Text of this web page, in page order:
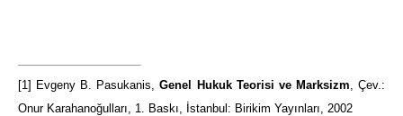
[1] Evgeny B. Pasukanis,Genel Hukuk Teorisi ve Marksizm , Çev.:
Onur Karahanoğulları, 1. Baskı, İstanbul: Birikim Yayınları, 2002